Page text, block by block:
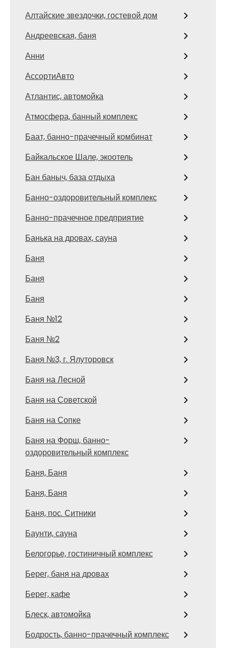
Алтайские звездочки, гостевой дом
Андреевская, баня
Анни
АссортиАвто
Атлантис, автомойка
Атмосфера, банный комплекс
Баат, банно-прачечный комбинат
Байкальское Шале, экоотель
Бан баныч, база отдыха
Банно-оздоровительный комплекс
Банно-прачечное предприятие
Банька на дровах, сауна
Баня
Баня
Баня
Баня №12
Баня №2
Баня №3, г. Ялуторовск
Баня на Лесной
Баня на Советской
Баня на Сопке
Баня на Форш, банно-
оздоровительный комплекс
Баня, Баня
Баня, Баня
Баня, пос. Ситники
Баунти, сауна
Белогорье, гостиничный комплекс
Берег, баня на дровах
Берег, кафе
Блеск, автомойка
Бодрость, банно-прачечный комплекс